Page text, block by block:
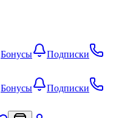
Бонусы
Подписки
Бонусы
Подписки